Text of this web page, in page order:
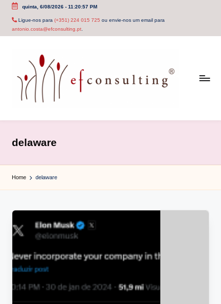
Skip
quinta, 6/08/2026- 11:20:57 PM
Ligue-nos para (+351) 224 015 725 ou envie-nos um email para
antonio.costa@efconsulting.pt.
c
o
n
u
lt
n
delaware
Home delaware